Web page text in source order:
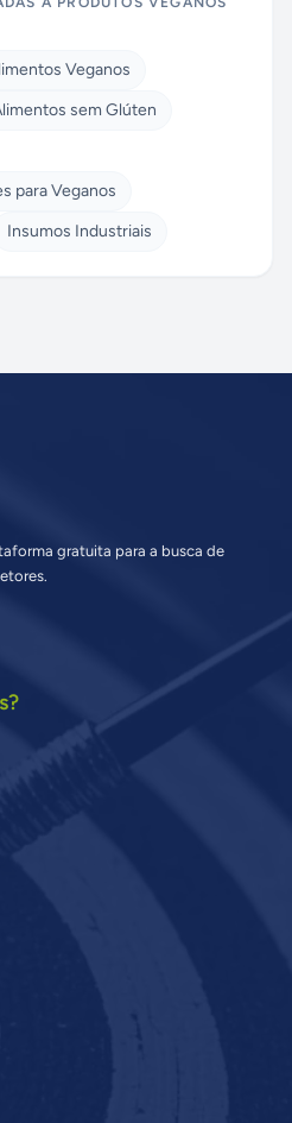
Veganos
sem Glúten
para Veganos
Insumos Industriais
gratuita para a busca de